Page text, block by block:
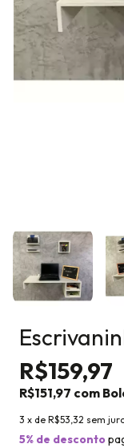
R$159,97
R$151,97 com
3 x de R$53,32 sem
5% de desconto